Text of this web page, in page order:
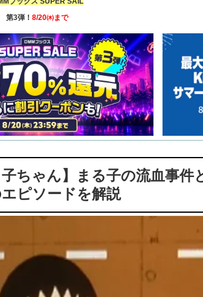
第3弾！ 8/20㈭まで
子ちゃん】まる子の流血事件
ピソードを解説